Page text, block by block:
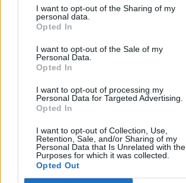
I want to opt-out of the Sharing of my
personal data.
Opted In
I want to opt-out of the Sale of my
Personal Data.
Opted In
I want to opt-out of processing my
Personal Data for Targeted Advertising.
Opted In
I want to opt-out of Collection, Use,
Retention, Sale, and/or Sharing of my
Personal Data that Is Unrelated with the
Purposes for which it was collected.
Opted Out